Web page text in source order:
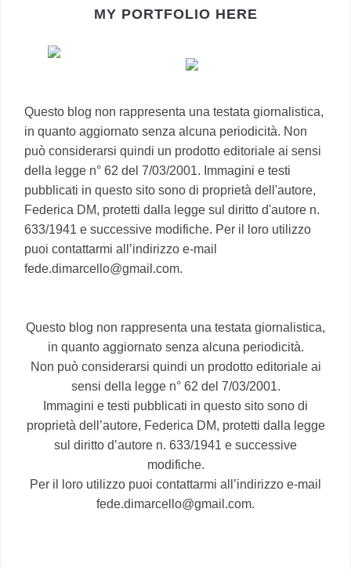
MY PORTFOLIO HERE
Questo blog non rappresenta una testata giornalistica,
in quanto aggiornato senza alcuna periodicità. Non
può considerarsi quindi un prodotto editoriale ai sensi
della legge n° 62 del 7/03/2001. Immagini e testi
pubblicati in questo sito sono di proprietà dell'autore,
Federica DM, protetti dalla legge sul diritto d'autore n.
633/1941 e successive modifiche. Per il loro utilizzo
puoi contattarmi all’indirizzo e-mail
fede.dimarcello@gmail.com.
Questo blog non rappresenta una testata giornalistica,
in quanto aggiornato senza alcuna periodicità.
Non può considerarsi quindi un prodotto editoriale ai
sensi della legge n° 62 del 7/03/2001.
Immagini e testi pubblicati in questo sito sono di
proprietà dell’autore, Federica DM, protetti dalla legge
sul diritto d’autore n. 633/1941 e successive
modifiche.
Per il loro utilizzo puoi contattarmi all’indirizzo e-mail
fede.dimarcello@gmail.com.